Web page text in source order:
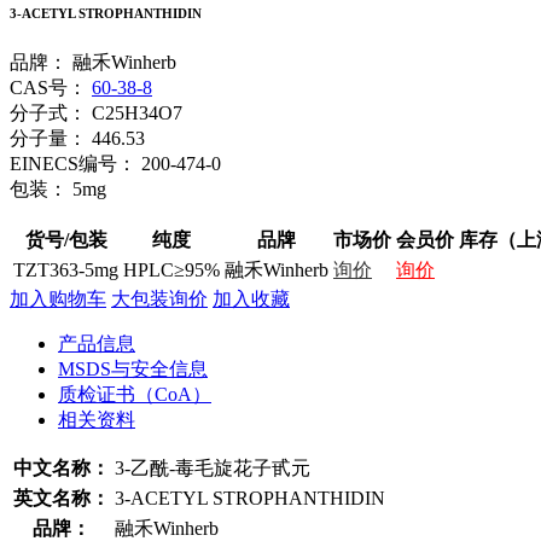
3-ACETYL STROPHANTHIDIN
品牌：
融禾Winherb
CAS号：
60-38-8
分子式：
C25H34O7
分子量：
446.53
EINECS编号：
200-474-0
包装：
5mg
货号/包装 纯度 品牌 市场价 会员价 库存（上
TZT363-5mg HPLC≥95% 融禾Winherb 询价 询价
加入购物车 大包装询价 加入收藏
产品信息
MSDS与安全信息
质检证书（CoA）
相关资料
中文名称： 3-乙酰-毒毛旋花子甙元
英文名称： 3-ACETYL STROPHANTHIDIN
品牌：
融禾Winherb